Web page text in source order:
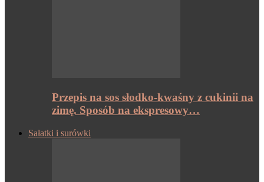
Przepis na sos słodko-kwaśny z cukinii na
zimę. Sposób na ekspresowy…
Sałatki i surówki